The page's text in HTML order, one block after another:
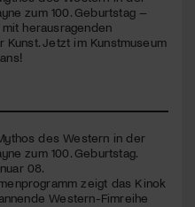
zum 100. Geburtstag –
herausragenden
Jetzt im Kunstmuseum
des Western in der
zum 100. Geburtstag.
08.
zeigt das Kinok
Western-Fimreihe